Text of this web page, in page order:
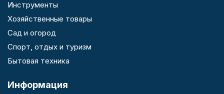
Инструменты
Хозяйственные товары
Сад и огород
Спорт, отдых и туризм
Бытовая техника
Информация